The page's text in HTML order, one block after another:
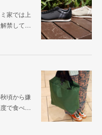
家では上
解禁して…
頃から嫌
度で食べ…